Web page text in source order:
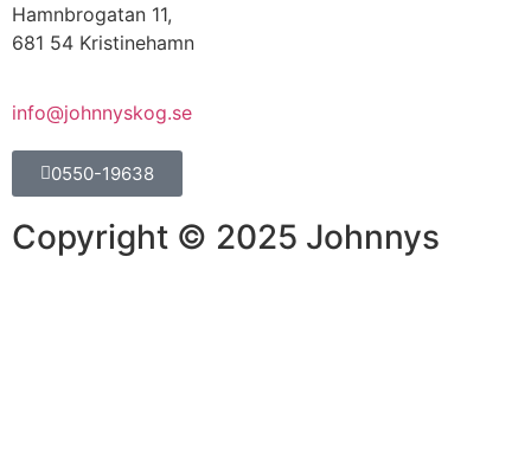
Hamnbrogatan 11,
681 54 Kristinehamn
info@johnnyskog.se
0550-19638
Copyright © 2025 Johnnys